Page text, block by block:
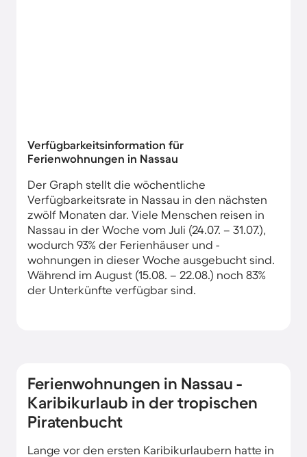
Verfügbarkeitsinformation für
Ferienwohnungen in Nassau
Der Graph stellt die wöchentliche
Verfügbarkeitsrate in Nassau in den nächsten
zwölf Monaten dar. Viele Menschen reisen in
Nassau in der Woche vom Juli (24.07. – 31.07.),
wodurch 93% der Ferienhäuser und -
wohnungen in dieser Woche ausgebucht sind.
Während im August (15.08. – 22.08.) noch 83%
der Unterkünfte verfügbar sind.
Ferienwohnungen in Nassau -
Karibikurlaub in der tropischen
Piratenbucht
Lange vor den ersten Karibikurlaubern hatte in